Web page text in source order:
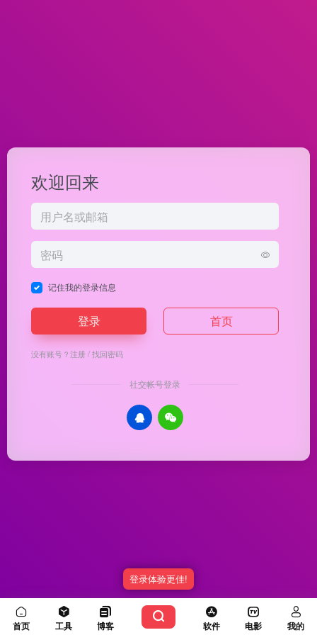
欢迎回来
记住我的登录信息
登录 首页
没有账号？注册/找回密码
社交帐号登录
Copyright © 2026 优渥导航 冀ICP备20003336号-5由 OneNav强力驱动
首页 工具 博客 软件 电影 我的
登录体验更佳!